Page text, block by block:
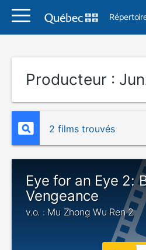
Producteur :
2 films trouvés
Eye for an Eye 2:
Vengeance
v.o. : Mu Zhong Wu Ren 2